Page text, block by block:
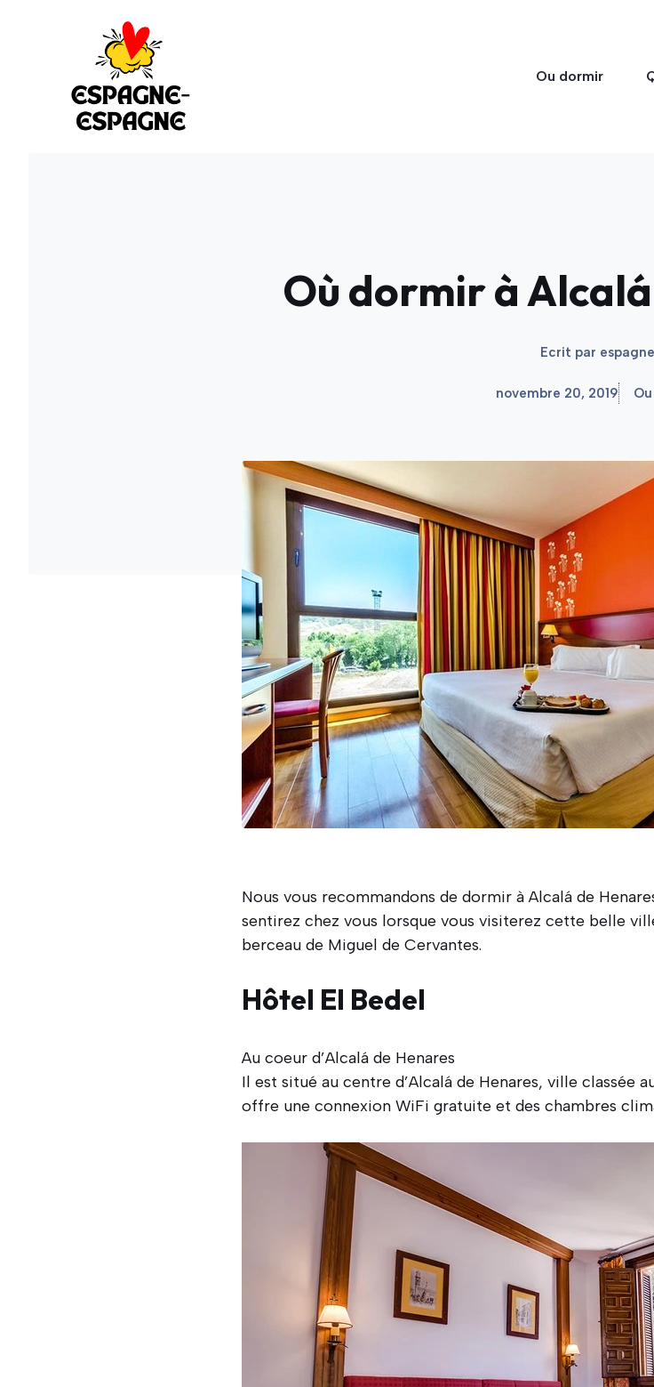
Ou dormir
Où dormir à
Ecrit par espagne
novembre 20, 2019
Nous vous recommandons de dormir à Alcalá de
sentirez chez vous lorsque vous visiterez cette belle
berceau de Miguel de Cervantes.
Hôtel El Bedel
Au coeur d’Alcalá de Henares
Il est situé au centre d’Alcalá de Henares, ville classée
offre une connexion WiFi gratuite et des chambres